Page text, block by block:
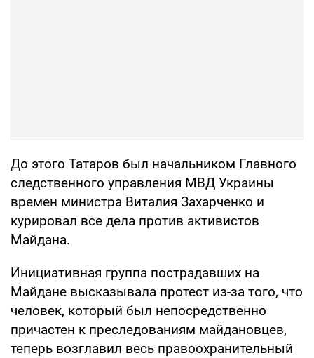
До этого Татаров был начальником Главного
следственного управления МВД Украины
времен министра Виталия Захарченко и
курировал все дела против активистов
Майдана.
Инициативная группа пострадавших на
Майдане высказывала протест из-за того, что
человек, который был непосредственно
причастен к преследованиям майдановцев,
теперь возглавил весь правоохранительный